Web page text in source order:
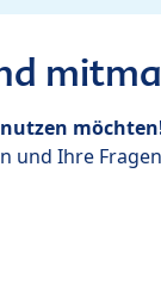
nutzen
und Ihre